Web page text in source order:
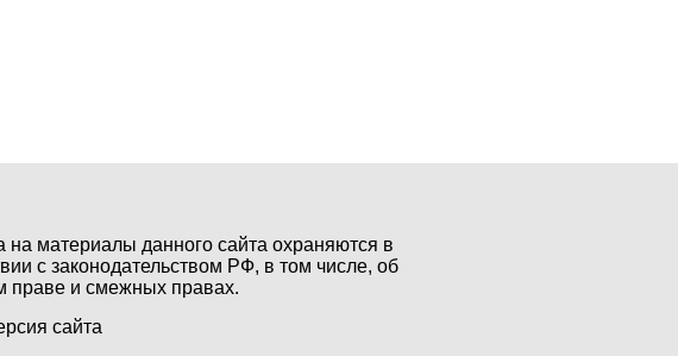
на материалы данного сайта охраняются в
с законодательством РФ, в том числе, об
праве и смежных правах.
сайта